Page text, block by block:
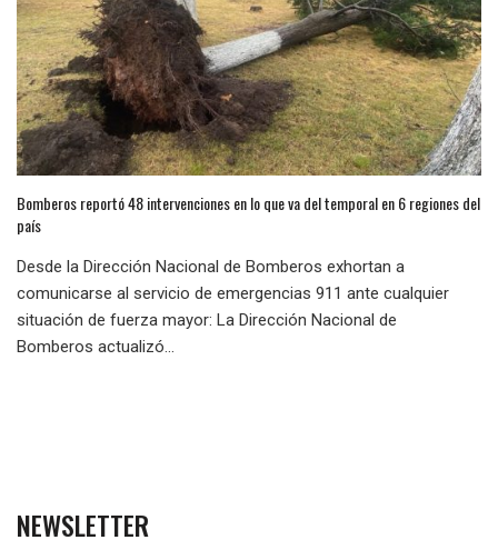
Bomberos reportó 48 intervenciones en lo que va del temporal en 6 regiones del
país
Desde la Dirección Nacional de Bomberos exhortan a
comunicarse al servicio de emergencias 911 ante cualquier
situación de fuerza mayor: La Dirección Nacional de
Bomberos actualizó...
NEWSLETTER